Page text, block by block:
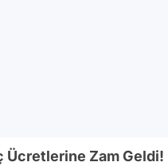
Ücretlerine Zam Geldi!